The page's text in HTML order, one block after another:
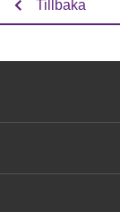
Tillbaka